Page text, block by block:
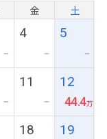
金 土
ー
4
ー
5
ー
ー
11
ー
12
44.4
18 19